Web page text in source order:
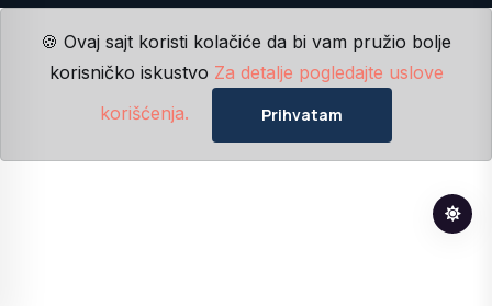
🍪 Ovaj sajt koristi kolačiće da bi vam pružio bolje
korisničko iskustvo Za detalje pogledajte uslove
korišćenja.
Prihvatam